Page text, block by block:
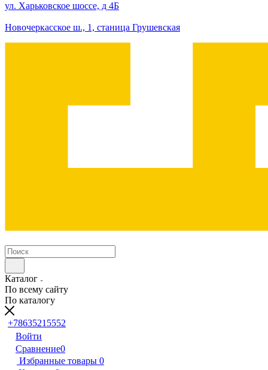
ул. Харьковское шоссе, д 4Б
Новочеркасское ш., 1, станица Грушевская
Каталог
По всему сайту
По каталогу
+78635215552
Войти
Сравнение0
Избранные товары 0